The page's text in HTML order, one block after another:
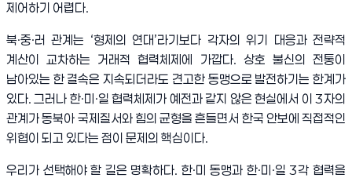
제어하기 어렵다.
북·중·러 관계는 ‘형제의 연대’라기보다 각자의 위기 대응과 전략적
계산이 교차하는 거래적 협력체제에 가깝다. 상호 불신의 전통이
남아있는 한 결속은 지속되더라도 견고한 동맹으로 발전하기는 한계가
있다.그러나 한·미 ·일 협력체제가 예전과 같지 않은 현실에서 이3자의
관계가 동북아 국제질서와 힘의 균형을 흔들면서 한국 안보에 직접적인
위협이 되고 있다는 점이 문제의 핵심이다.
우리가 선택해야 할 길은 명확하다. 한·미 동맹과 한·미 ·일3각 협력을